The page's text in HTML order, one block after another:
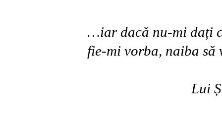
…iar dacă nu-mi dați
fie-mi vorba, naiba să
Lui